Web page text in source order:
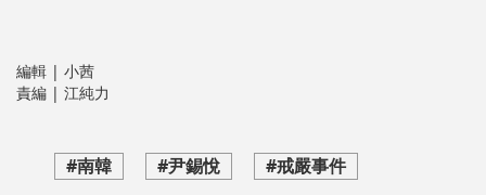
編輯 | 小茜
責編 | 江純力
#南韓 #尹錫悅
#戒嚴事件